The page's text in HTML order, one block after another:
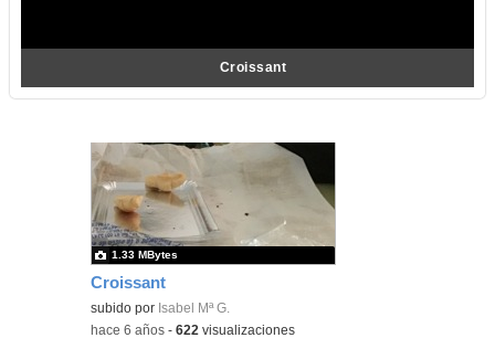
Croissant
Croissant
subido por Isabel Mª G.
1.33 MBytes
-hace 6 años -622 visualizaciones